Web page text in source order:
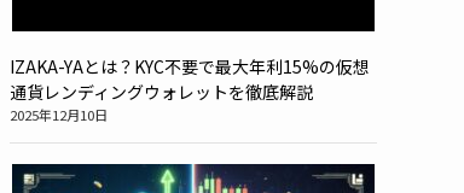
IZAKA-YAとは？KYC不要で最大年利15%の仮想
通貨レンディングウォレットを徹底解説
2025年12月10日